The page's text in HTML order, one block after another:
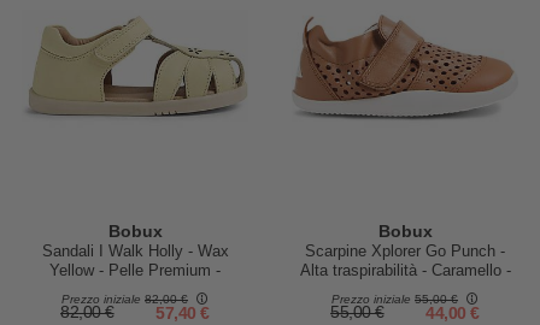
Bobux
Sandali I Walk Holly - Wax
Yellow - Pelle Premium -
Camminatori Esperti
Prezzo iniziale 82,00 €
82,00 € 57,40 €
Bobux
Scarpine Xplorer Go Punch -
Alta traspirabilità - Caramello -
Prezzo iniziale 55,00 €
55,00 € 44,00 €